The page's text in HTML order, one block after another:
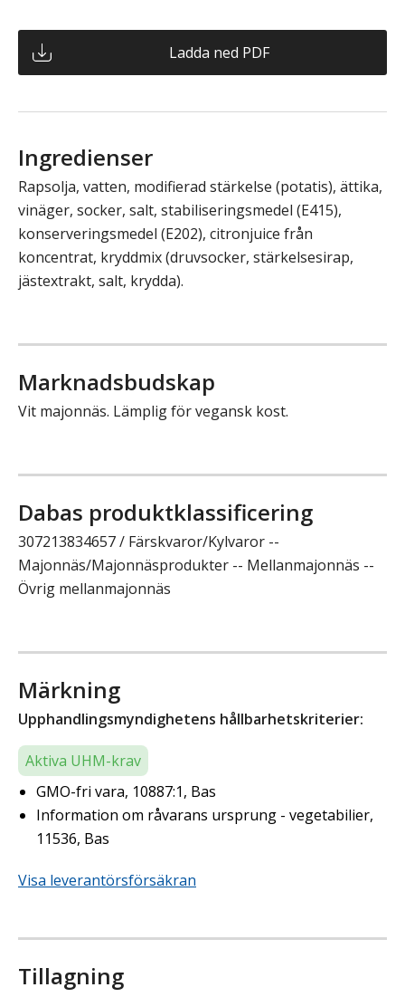
Ladda ned PDF
Ingredienser
Rapsolja, vatten, modifierad stärkelse (potatis), ättika,
vinäger, socker, salt, stabiliseringsmedel (E415),
konserveringsmedel (E202), citronjuice från
koncentrat, kryddmix (druvsocker, stärkelsesirap,
jästextrakt, salt, krydda).
Marknadsbudskap
Vit majonnäs. Lämplig för vegansk kost.
Dabas produktklassificering
307213834657 / Färskvaror/Kylvaror --
Majonnäs/Majonnäsprodukter -- Mellanmajonnäs --
Övrig mellanmajonnäs
Märkning
Upphandlingsmyndighetens hållbarhetskriterier:
Aktiva UHM-krav
GMO-fri vara, 10887:1, Bas
Information om råvarans ursprung - vegetabilier,
11536, Bas
Visa leverantörsförsäkran
Tillagning